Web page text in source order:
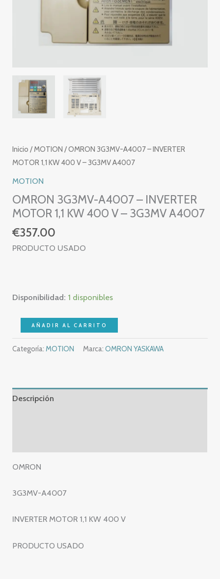
Inicio /MOTION / OMRON 3G3MV-A4007 – INVERTER
MOTOR 1,1 KW 400 V – 3G3MV A4007
MOTION
OMRON 3G3MV-A4007 – INVERTER
MOTOR 1,1 KW 400 V – 3G3MV A4007
€357.00
PRODUCTO USADO
Disponibilidad: 1 disponibles
OMRON
3G3MV-
A4007
MOTOR
1,1
3G3MV
cantidad
AÑADIR AL CARRITO
Categoría:MOTION Marca:OMRON YASKAWA
Descripción
OMRON
3G3MV-A4007
INVERTER MOTOR 1,1 KW 400 V
PRODUCTO USADO